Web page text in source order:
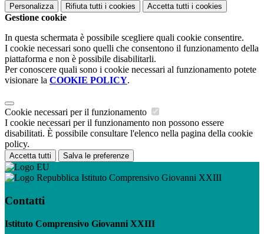
Personalizza Rifiuta tutti i cookies Accetta tutti i cookies
Gestione cookie
In questa schermata è possibile scegliere quali cookie consentire.
I cookie necessari sono quelli che consentono il funzionamento della
piattaforma e non è possibile disabilitarli.
Per conoscere quali sono i cookie necessari al funzionamento potete
visionare la COOKIE POLICY.
Cookie necessari per il funzionamento
I cookie necessari per il funzionamento non possono essere
disabilitati. È possibile consultare l'elenco nella pagina della cookie
policy.
Accetta tutti Salva le preferenze
Istituto Comprensivo Giovanni XXIII
Contatti
Istituto Comprensivo Giovanni XXIII